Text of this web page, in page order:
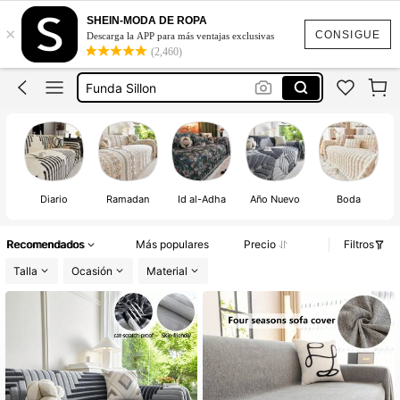
CONSIGUE
×
SHEIN-MODA DE ROPA
Descarga la APP para más ventajas exclusivas
(2,460)
Cubre Sillones Para Sala
Mantas Para Sofá
Funda Sillon
Cubre Sofá
Cubre Sillones Para Sala
Diario Ramadan Id al-Adha Año Nuevo Boda
Recomendados Más populares Precio
Filtros
Talla
Ocasión Material